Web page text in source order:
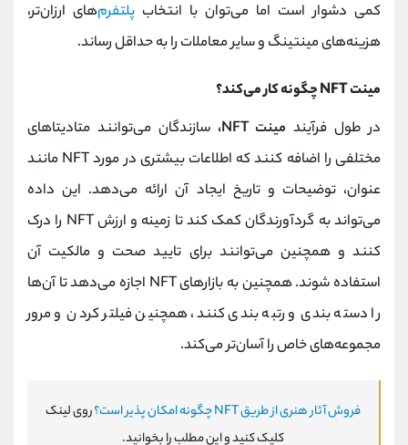
کمی دشوار است اما می‌توان با انتخاب پلتفرم‌های ارزان‌تر،
هزینه‌های مینتینگ و سایر معاملات را به حداقل رساند.
مینت NFT چگونه کار می‌کند؟
در طول فرآیند مینت NFT،
سازندگان می‌توانند متادیتاهای
مختلفی را اضافه کنند که اطلاعات بیشتری در مورد NFT مانند
عنوان، توضیحات و تاریخ ایجاد آن ارائه می‌دهد. این داده
می‌تواند به گردآورندگان کمک کند تا زمینه و ارزش NFT را درک
کنند و همچنین می‌توانند برای تایید صحت و مالکیت آن
استفاده شوند. همچنین به بازارهای NFT اجازه می‌دهد تا آن‌ها
را دسته بندی و رتبه بندی کنند، همچنین فیلتر کردن و مرور
مجموعه‌های خاص را آسان‌تر می‌کند.
فروش آثار هنری از طریق NFT چگونه امکان پذیر است؟
روی لینک
کلیک کنید و این مطلب را بخوانید.